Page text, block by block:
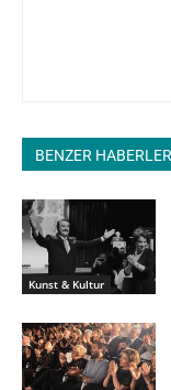
BENZER HABERLER
Kunst & Kultur